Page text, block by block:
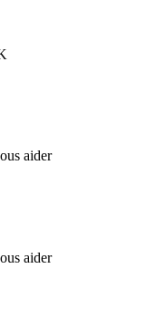
aider
aider